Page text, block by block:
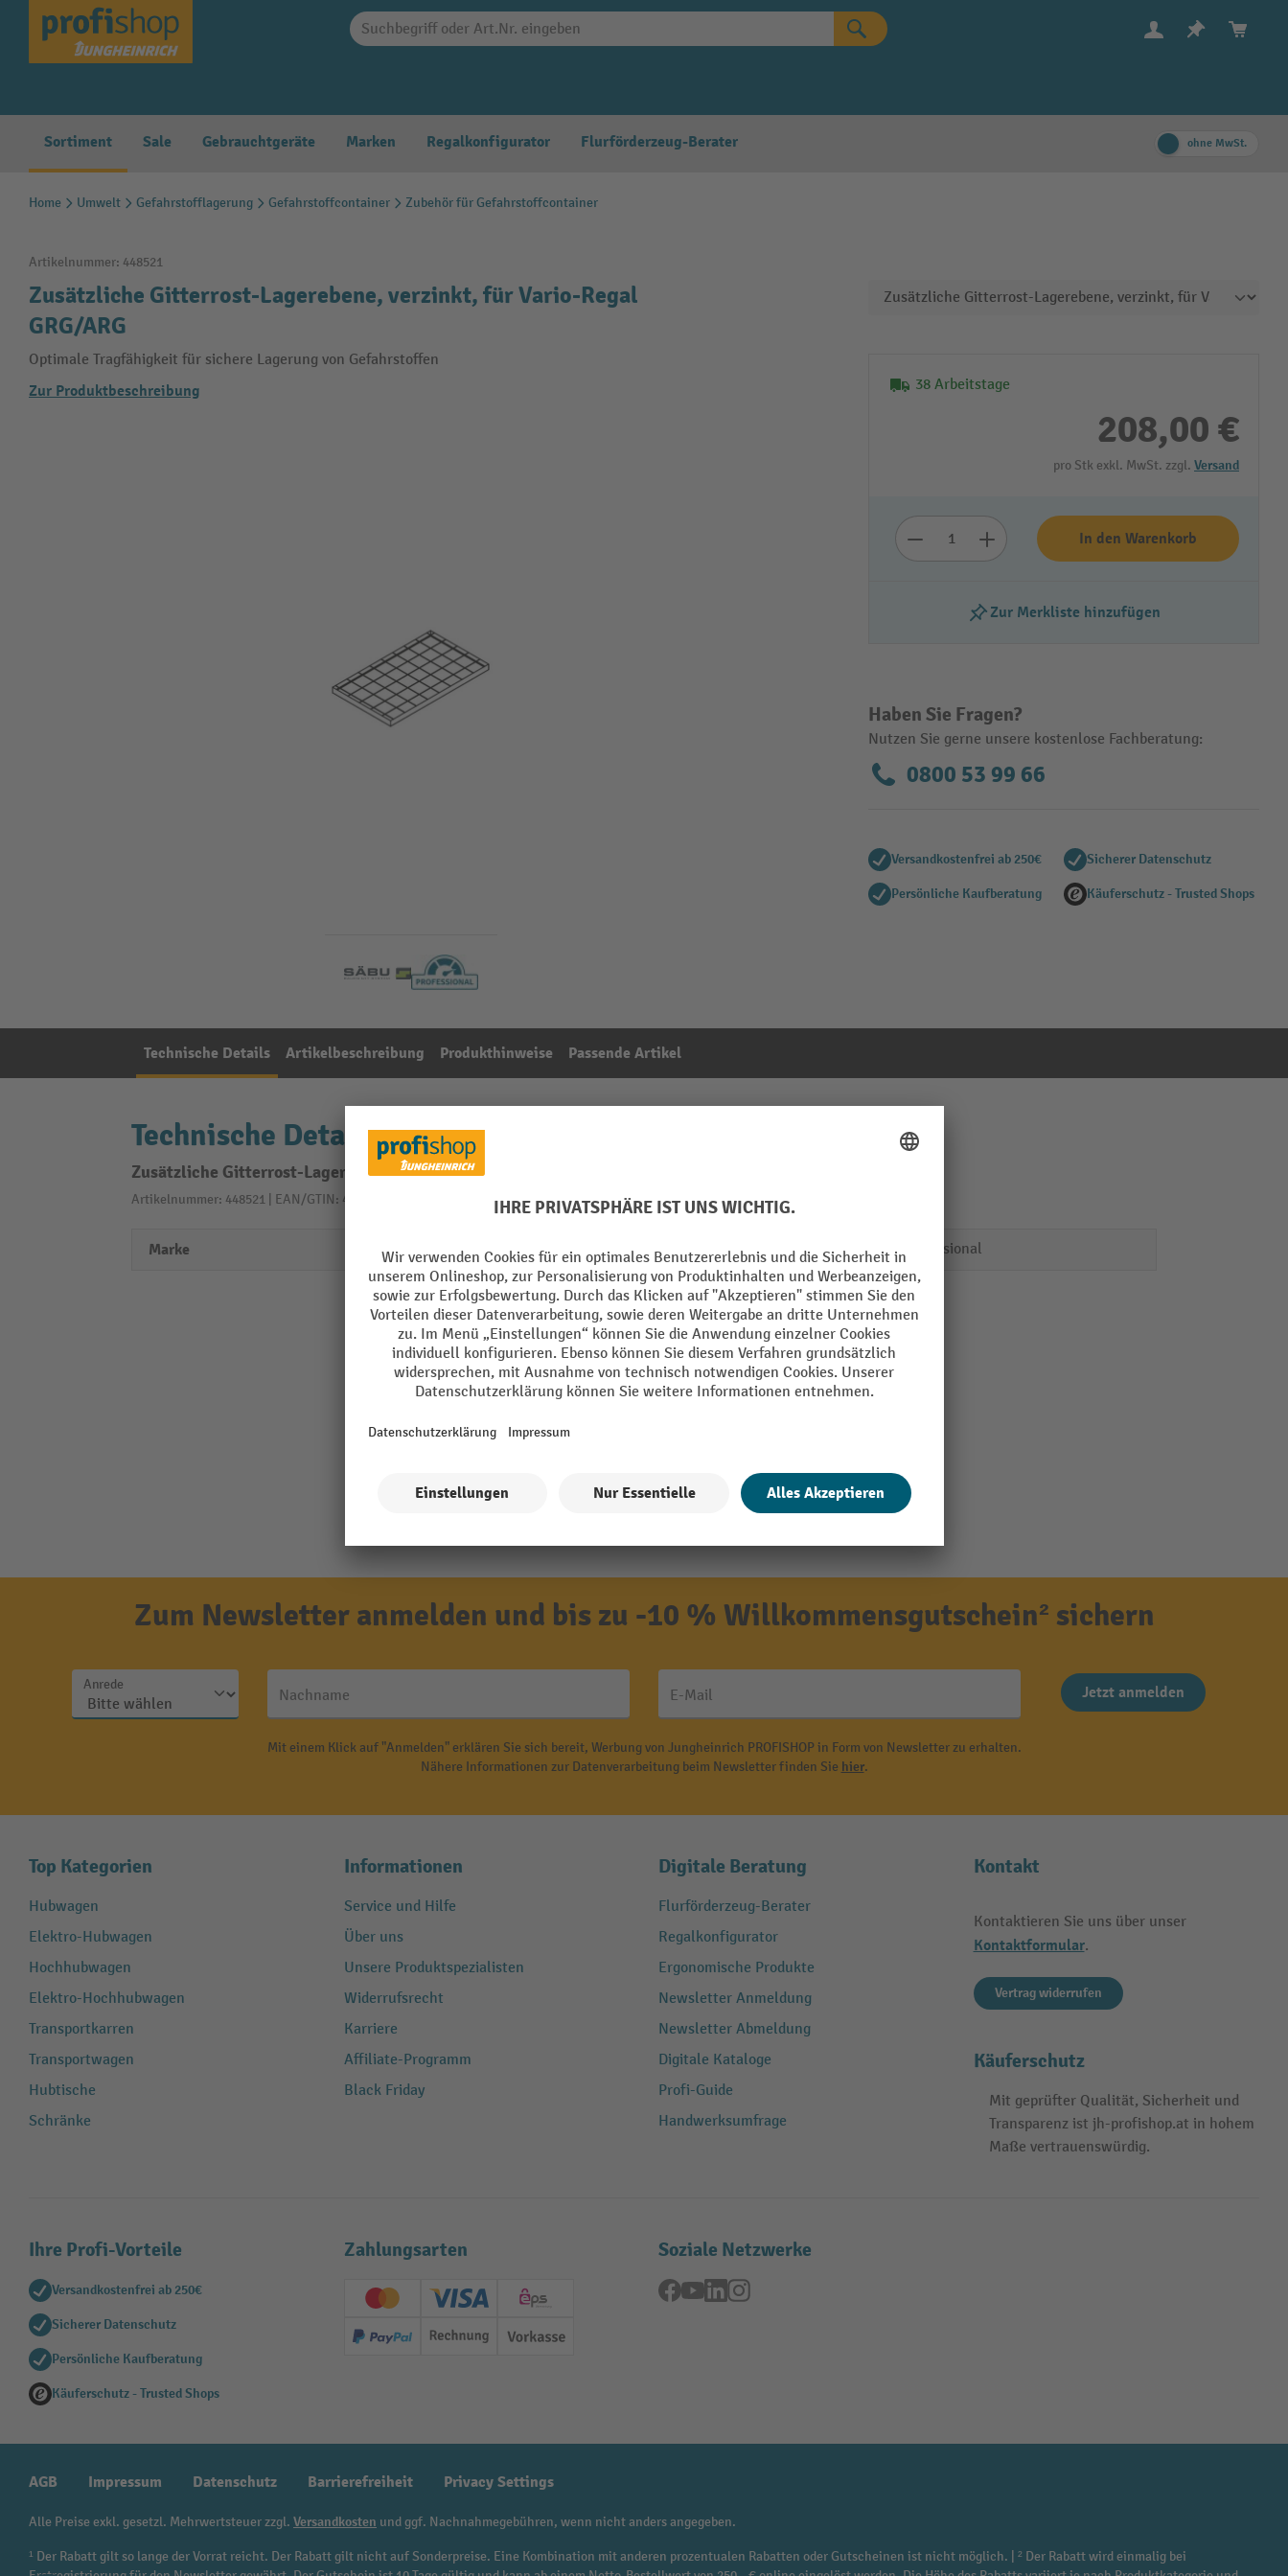
Zur Hauptnavigation springen
Sortiment Sale Gebrauchtgeräte Marken Regalkonfigurator Flurförderzeug-Berater ohne MwSt.
Home Umwelt Gefahrstofflagerung Gefahrstoffcontainer Zubehör für Gefahrstoffcontainer
Artikelnummer: 448521
Zusätzliche Gitterrost-Lagerebene, verzinkt, für Vario-Regal
GRG/ARG
Optimale Tragfähigkeit für sichere Lagerung von Gefahrstoffen
Zur Produktbeschreibung 38 Arbeitstage
208,00 €
pro Stk exkl. MwSt. zzgl. Versand
In den Warenkorb
Zur Merkliste hinzufügen
Haben Sie Fragen?
Nutzen Sie gerne unsere kostenlose Fachberatung:
0800 53 99 66
Versandkostenfrei ab 250€ Sicherer Datenschutz
Persönliche Kaufberatung Käuferschutz - Trusted Shops
Technische Details Artikelbeschreibung Produkthinweise Passende Artikel
Technische Details
Zusätzliche Gitterrost-Lagerebene, verzinkt, für Vario-Regal GRG/ARG
Artikelnummer: 448521 | EAN/GTIN: 4055091276502 Aus der Kategorie:Zubehör für Gefahrstoffcontainer
Marke Säbu Segment Professional
Zum Newsletter anmelden und bis zu -10 % Willkommensgutschein² sichern
Anrede
Nachname E-Mail Jetzt anmelden
Mit einem Klick auf "Anmelden" erklären Sie sich bereit, Werbung von Jungheinrich PROFISHOP in Form von Newsletter zu erhalten.
Nähere Informationen zur Datenverarbeitung beim Newsletter finden Sie hier.
Top Kategorien
Hubwagen
Elektro-Hubwagen
Hochhubwagen
Elektro-Hochhubwagen
Transportkarren
Transportwagen
Hubtische
Schränke
Informationen
Service und Hilfe
Über uns
Unsere Produktspezialisten
Widerrufsrecht
Karriere
Affiliate-Programm
Black Friday
Digitale Beratung
Flurförderzeug-Berater
Regalkonfigurator
Ergonomische Produkte
Newsletter Anmeldung
Newsletter Abmeldung
Digitale Kataloge
Profi-Guide
Handwerksumfrage
Kontakt
Kontaktieren Sie uns über unser
Kontaktformular.
Vertrag widerrufen
Käuferschutz
Mit geprüfter Qualität, Sicherheit und
Transparenz ist jh-profishop.at in hohem
Maße vertrauenswürdig.
Ihre Profi-Vorteile
Versandkostenfrei ab 250€
Sicherer Datenschutz
Persönliche Kaufberatung
Käuferschutz - Trusted Shops
Zahlungsarten
Creditcard (Master)Creditcard (Visa)
EPS
PayPal Rechnung Vorkasse
Soziale Netzwerke
Facebook
YouTubeLinkedIn
AGB Impressum Datenschutz Barrierefreiheit Privacy Settings
Alle Preise exkl. gesetzl. Mehrwertsteuer zzgl. Versandkosten und ggf. Nachnahmegebühren, wenn nicht anders angegeben.
¹ Der Rabatt gilt so lange der Vorrat reicht. Der Rabatt gilt nicht auf Sonderpreise. Eine Kombination mit anderen prozentualen Rabatten oder Gutscheinen ist nicht möglich. | ² Der Rabatt wird einmalig bei